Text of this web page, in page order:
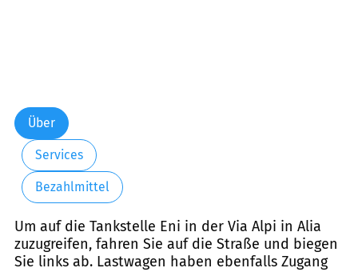
Über
Services
Bezahlmittel
Um auf die Tankstelle Eni in der Via Alpi in Alia
zuzugreifen, fahren Sie auf die Straße und biegen
Sie links ab. Lastwagen haben ebenfalls Zugang